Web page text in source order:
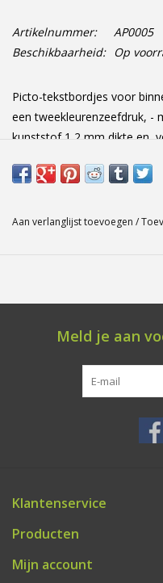
Artikelnummer:
AP0005
Beschikbaarheid: Op
Picto-tekstbordjes voor
een tweekleurenzeefdruk, -
kunststof 1,2 mm dikte en
Aan verlanglijst toevoegen /
Meld je aan
Klantenservice
Producten
Mijn account